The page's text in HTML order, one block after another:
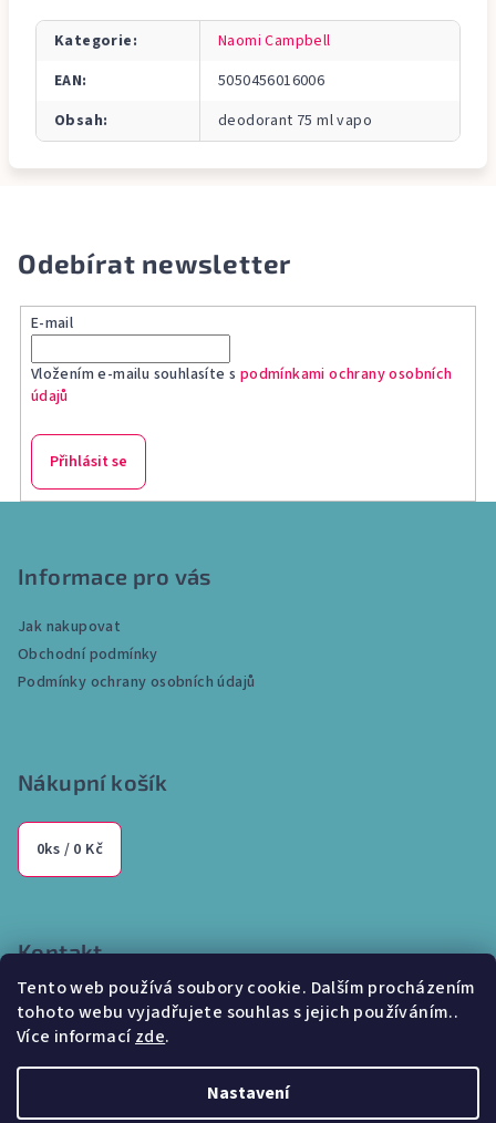
Tento web používá soubory cookie. Dalším procházením
tohoto webu vyjadřujete souhlas s jejich používáním..
Více informacízde.
Nastavení
Kategorie:
Naomi Campbell
EAN:
5050456016006
Obsah: deodorant 75 ml vapo
Odebírat newsletter
E-mail
Vložením e-mailu souhlasíte s podmínkami ochrany osobních
údajů
Přihlásit se
Informace pro vás
Jak nakupovat
Obchodní podmínky
Podmínky ochrany osobních údajů
Nákupní košík
0ks / 0 Kč
Kontakt
info @internetparfem.cz
603 100 829